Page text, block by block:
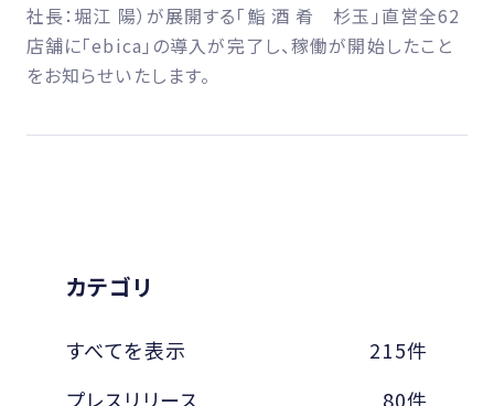
社長：堀江 陽）が展開する「鮨 酒 肴 杉玉」直営全62
店舗に「ebica」の導入が完了し、稼働が開始したこと
をお知らせいたします。
カテゴリ
すべてを表示
215件
プレスリリース
80件